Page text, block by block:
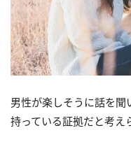
男性が楽しそうに話を聞
持っている証拠だと考え